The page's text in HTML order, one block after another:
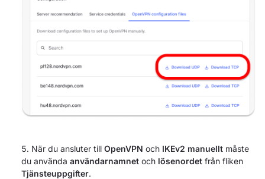
När du ansluter till OpenVPN och IKEv2 manuellt måste
du använda användarnamnet och lösenordet från fliken
Tjänsteuppgifter.